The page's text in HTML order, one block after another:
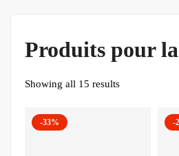
Produits pour
Showing all 15 results
-33% -